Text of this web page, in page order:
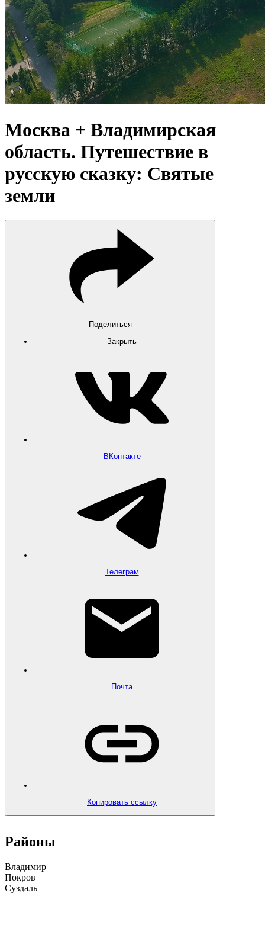
Москва + Владимирская
область. Путешествие в
русскую сказку: Святые
земли
Поделиться
Закрыть
ВКонтакте
Телеграм
Почта
Копировать ссылку
Районы
Владимир
Покров
Суздаль